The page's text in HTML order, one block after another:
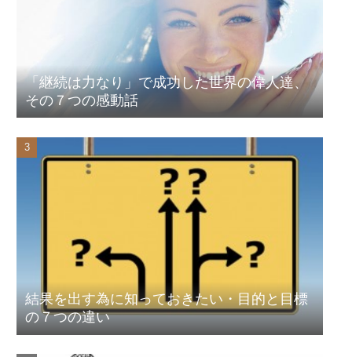
「継続は力なり」で成功した世界の偉人達、
その７つの感動話
結果を出す為に知っておきたい・目的と目標
の７つの違い